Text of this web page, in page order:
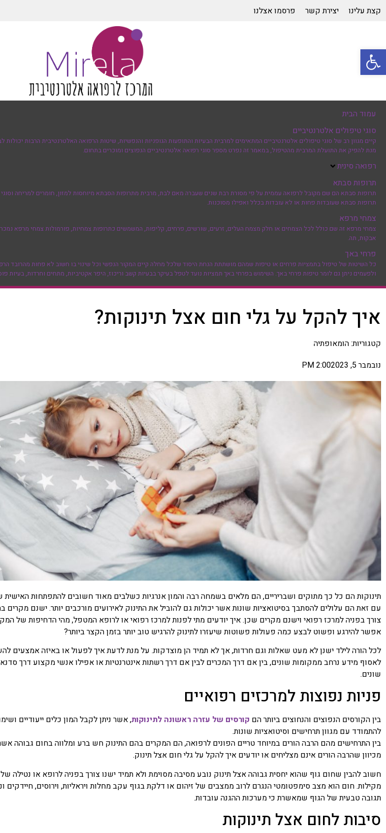
פתח סרגל נגישות
קצת עלינו יצירת קשר פרסמו אצלנו
עמוד הבית
סוגי טיפולים אלטרנטיביים
קיים מגוון רב של סוגי טיפולים אלטרנטיביים המתאימים למרבית הבעיות והתופעות הגופניות והנפשיות, שיטות הרפואה האלטרנטיבית הרבות
מנת להפיק את התועלת המרבית מהטיפול, במאמר זה נפרט מספר סוגי רפואה אלטרנטיביים הנפוצים ומוכרים בתחום.
רפואה סינית
תרופות סבתא
תרופות סבתא הם שם מקובל לרפואה עממית על פי מסורת רבת שנים שעברה מאם לבת, מרבית מתרופות הסבתא מיוחסות למזון, חומרים למריחה וסוגי
תרופות סבתא שעובדות פחות או לא עובדות בכלל ואפילו מסוכנות.
צמחי מרפא
צמחי מרפא זה שם כולל לכל הצמחים או חלק מצמח העלים, זרעים, שורשים, פרחים, קליפות, המשמשים כתרופות צמחיות, פורמולות צמחי מרפא
אבקות, תה.
פרחי באך
כל השיטות של טיפול בתמציות פרחים או טיפות שמהם מושתתת הנחת היסוד שלכל מחלה קיים המקור הנפשי וכל שינוי בו חשוב לא פחות מהרובד
ולפעמים ניתן גם לומר טיפות פרחי באך. השימוש בפרחי באך תמציות נועד לטפל בעיקר בבעיות קשב וריכוז, היפר אקטיביות, מתחים וחרדות, בעיות
איך להקל על גלי חום אצל תינוקות?
קטגוריות:הומאופתיה
נובמבר 5, 2023
2:00 PM
תינוקות הם כל כך מתוקים ושבריריים, הם מלאים בשמחה רבה והמון אנרגיות כשלבים מאוד חשובים להתפתחות האישית
עם זאת הם עלולים להסתבך בסיטואציות שונות אשר יכולות גם להוביל את התינוק לאירועים מורכבים יותר. ישנם מקרים
צורך בפניה למרכז רפואי וישנם מקרים שכן. איך יודעים מתי לפנות למרכז רפואי או לרופא המטפל, מהי הדחיפות של
אפשר להירגע ופשוט לבצע כמה פעולות פשוטות שיעזרו לתינוק להרגיש טוב יותר בזמן הקצר ביותר?
לכל הורה לילד ישנן לא מעט שאלות וגם חרדות, אך לא תמיד הן מוצדקות. על מנת לדעת איך לפעול או באיזה אמצעים
לאסוף מידע נרחב ממקומות שונים, בין אם דרך המכרים לבין אם דרך רשתות אינטרנטיות או אפילו אנשי מקצוע דרך
שונים.
פניות נפוצות למרכזים רפואיים
בין הקורסים הנפוצים והנחוצים ביותר הם קורסים של עזרה ראשונה לתינוקות, אשר ניתן לקבל המון כלים ייעודיים
להתמודד עם מגוון תרחישים וסיטואציות שונות.
בין התרחישים מהם הרבה הורים במיוחד טריים הפונים לרפואה, הם המקרים בהם התינוק חש ברע ומלווה בחום גבוהה אשר
מכיוון שהרבה הורים אינם מצליחים או יודעים איך להקל על גלי חום אצל תינוק.
חשוב להבין שחום גוף שהוא יחסית גבוהה אצל תינוק נובע מסיבה מסוימת ולא תמיד ישנו צורך בפניה לרופא או נטילה
מקילות. חום הוא מצב סימפטומטי הנגרם לרוב ממצבים של זיהום או דלקת בגוף עקב מחלות ויראליות, וירוסים, חיידקים
תגובה טבעית של הגוף שמאשרת כי מערכות ההגנה עובדות.
סיבות לחום אצל תינוקות